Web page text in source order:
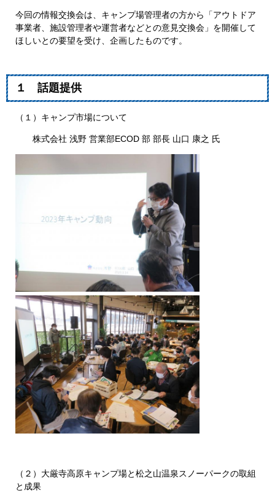
今回の情報交換会は、キャンプ場管理者の方から「アウトドア
事業者、施設管理者や運営者などとの意見交換会」を開催して
ほしいとの要望を受け、企画したものです。
１ 話題提供
（１）キャンプ市場について
株式会社 浅野 営業部ECOD 部 部長 山口 康之 氏
（２）大厳寺高原キャンプ場と松之山温泉スノーパークの取組
と成果